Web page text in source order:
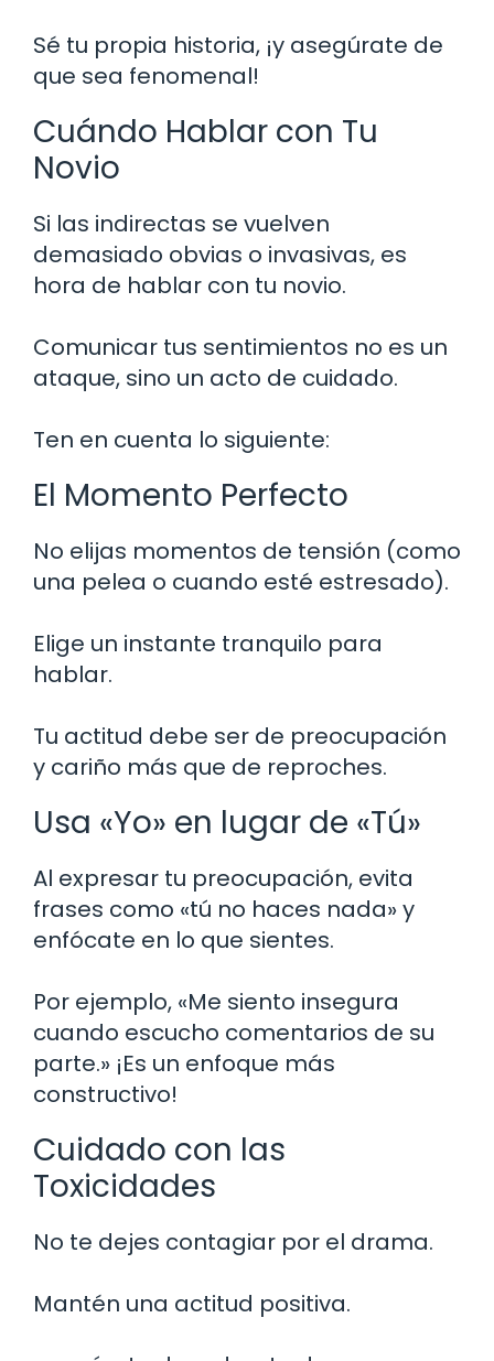
Sé tu propia historia, ¡y asegúrate de
que sea fenomenal!
Cuándo Hablar con Tu
Novio
Si las indirectas se vuelven
demasiado obvias o invasivas, es
hora de hablar con tu novio.
Comunicar tus sentimientos no es un
ataque, sino un acto de cuidado.
Ten en cuenta lo siguiente:
El Momento Perfecto
No elijas momentos de tensión (como
una pelea o cuando esté estresado).
Elige un instante tranquilo para
hablar.
Tu actitud debe ser de preocupación
y cariño más que de reproches.
Usa «Yo» en lugar de «Tú»
Al expresar tu preocupación, evita
frases como «tú no haces nada» y
enfócate en lo que sientes.
Por ejemplo, «Me siento insegura
cuando escucho comentarios de su
parte.» ¡Es un enfoque más
constructivo!
Cuidado con las
Toxicidades
No te dejes contagiar por el drama.
Mantén una actitud positiva.